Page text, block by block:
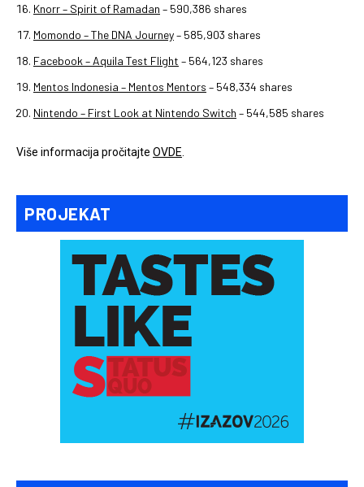
PROJEKAT
Knorr – Spirit of Ramadan – 590,386 shares
Momondo – The DNA Journey– 585,903 shares
Facebook – Aquila Test Flight – 564,123 shares
Mentos Indonesia – Mentos Mentors – 548,334 shares
Nintendo – First Look at Nintendo Switch – 544,585 shares
Više informacija pročitajte OVDE